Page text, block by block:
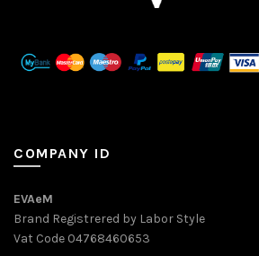
COMPANY ID
EVAeM
Brand Registrered by Labor Style
Vat Code 04768460653